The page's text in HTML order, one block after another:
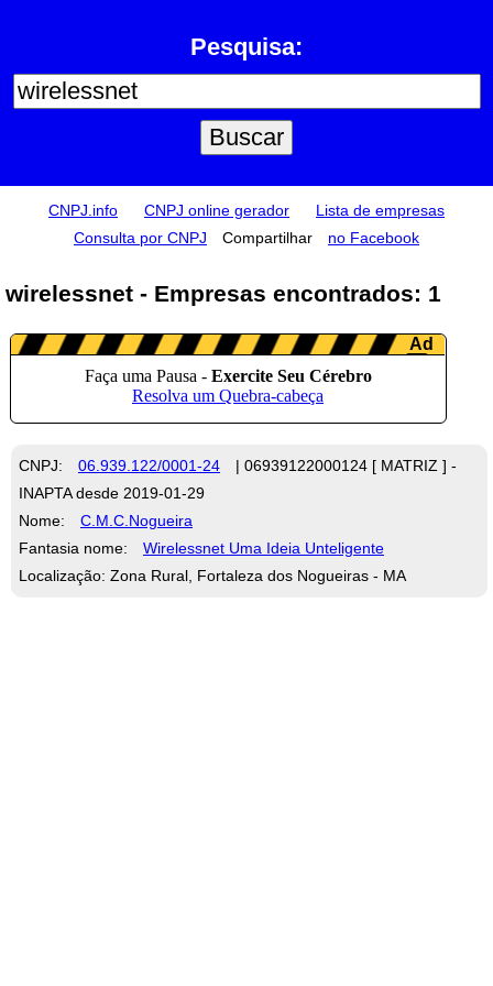
Pesquisa:
CNPJ.info CNPJ online gerador
Lista de empresas
Consulta por CNPJ
Compartilhar no Facebook
wirelessnet - Empresas encontrados: 1
CNPJ: 06.939.122/0001-24
| 06939122000124 [ MATRIZ ] -
INAPTA desde 2019-01-29
Nome:
C.M.C.Nogueira
Fantasia nome:
Wirelessnet Uma Ideia Unteligente
Localização: Zona Rural, Fortaleza dos Nogueiras - MA